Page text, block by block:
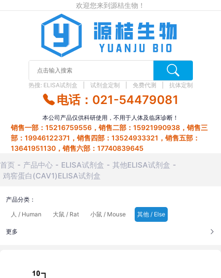
欢迎您来到源桔生物！
热搜: ELISA试剂盒 试剂盒定制 免费代测 抗体定制
电话：021-54479081
本公司产品仅供科研使用，不用于人体及临床诊断！
销售一部：15216759556，销售二部：15921990938，销售三
部：19946122371，销售四部：13524933321，销售五部：
13641951130，销售六部：17740839645
首页 产品中心 ELISA试剂盒
其他ELISA试剂盒
鸡窖蛋白(CAV1)ELISA试剂盒
产品分类：
人 / Human
大鼠 / Rat 小鼠 / Mouse 其他 / Else
更多